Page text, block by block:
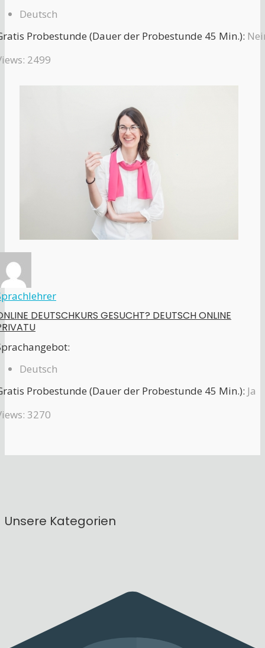
Deutsch
Probestunde (Dauer der Probestunde 45 Min.):
2499
DEUTSCHKURS GESUCHT? DEUTSCH ONLINE
Deutsch
Probestunde (Dauer der Probestunde 45 Min.): Ja
3270
Unsere Kategorien